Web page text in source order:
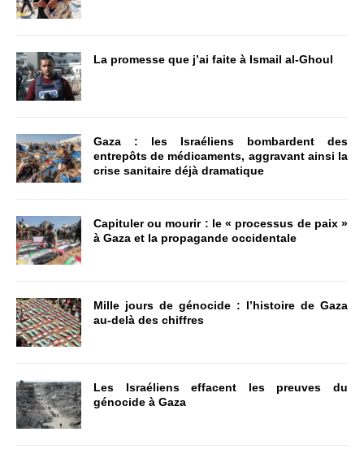
La promesse que j’ai faite à Ismail al-Ghoul
Gaza : les Israéliens bombardent des
entrepôts de médicaments, aggravant ainsi la
crise sanitaire déjà dramatique
Capituler ou mourir : le « processus de paix »
à Gaza et la propagande occidentale
Mille jours de génocide : l’histoire de Gaza
au-delà des chiffres
Les Israéliens effacent les preuves du
génocide à Gaza